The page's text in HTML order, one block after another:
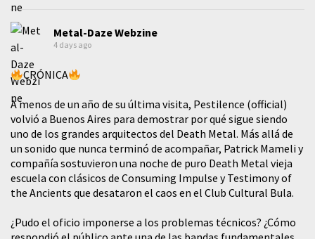
Metal-Daze Webzine
4 days ago
CRÓNICA
A menos de un año de su última visita, Pestilence (official)
volvió a Buenos Aires para demostrar por qué sigue siendo
uno de los grandes arquitectos del Death Metal. Más allá de
un sonido que nunca terminó de acompañar, Patrick Mameli y
compañía sostuvieron una noche de puro Death Metal vieja
escuela con clásicos de Consuming Impulse y Testimony of
the Ancients que desataron el caos en el Club Cultural Bula.
¿Pudo el oficio imponerse a los problemas técnicos? ¿Cómo